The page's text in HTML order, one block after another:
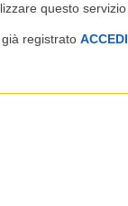
questo servizio
registrato ACCEDI